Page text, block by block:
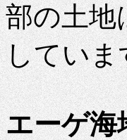
部の土地
していま
エーゲ海